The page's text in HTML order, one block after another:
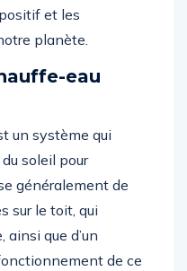
et les
planète.
eau
un système qui
soleil pour
généralement de
sur le toit, qui
ainsi que d’un
de ce